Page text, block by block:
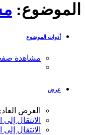
الموضوع:
أدوات الموضوع
مشاهدة
عرض
العرض
الانتقال
الانتقال